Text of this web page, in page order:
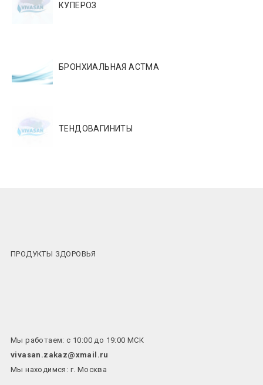
КУПЕРОЗ
БРОНХИАЛЬНАЯ АСТМА
ТЕНДОВАГИНИТЫ
ПРОДУКТЫ ЗДОРОВЬЯ
Мы работаем: с 10:00 до 19:00 МСК
vivasan.zakaz@xmail.ru
Мы находимся: г. Москва